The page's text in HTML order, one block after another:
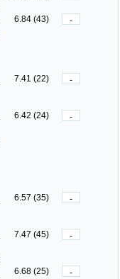
6.84 (43)
-
7.41 (22)
-
6.42 (24)
-
6.57 (35)
-
7.47 (45)
-
6.68 (25)
-